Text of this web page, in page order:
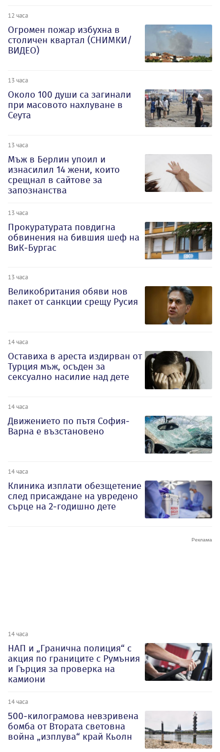
12 часа
Огромен пожар избухна в
столичен квартал (СНИМКИ/
ВИДЕО)
13 часа
Около 100 души са загинали
при масовото нахлуване в
Сеута
13 часа
Мъж в Берлин упоил и
изнасилил 14 жени, които
срещнал в сайтове за
запознанства
13 часа
Прокуратурата повдигна
обвинения на бившия шеф на
ВиК-Бургас
13 часа
Великобритания обяви нов
пакет от санкции срещу Русия
14 часа
Оставиха в ареста издирван от
Турция мъж, осъден за
сексуално насилие над дете
14 часа
Движението по пътя София-
Варна е възстановено
14 часа
Клиника изплати обезщетение
след присаждане на увредено
сърце на 2-годишно дете
14 часа
НАП и „Гранична полиция“ с
акция по границите с Румъния
и Гърция за проверка на
камиони
14 часа
500-килограмова невзривена
бомба от Втората световна
война „изплува“ край Кьолн